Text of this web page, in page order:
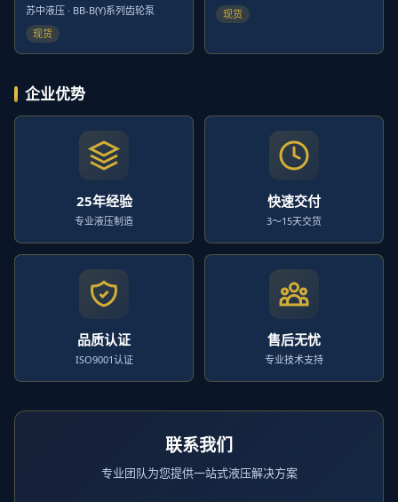
苏中液压 · BB-B(Y)系列齿轮泵
现货
现货
企业优势
25年经验
专业液压制造
快速交付
3～15天交货
品质认证
ISO9001认证
售后无忧
专业技术支持
联系我们
专业团队为您提供一站式液压解决方案